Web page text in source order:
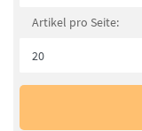
Artikel pro Seite: